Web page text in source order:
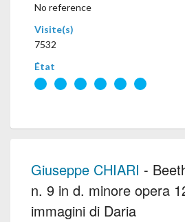
No reference
Visite(s)
7532
État
Giuseppe CHIARI -
n. 9 in d. minore opera
immagini di Daria